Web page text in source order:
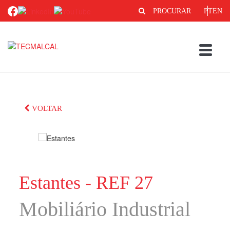
EN
PT
PROCURAR
VOLTAR
Estantes - REF 27
Mobiliário Industrial